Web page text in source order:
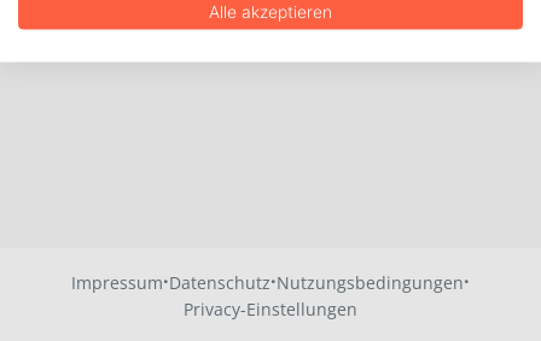
Impressum·Datenschutz·Nutzungsbedingungen·
Privacy-Einstellungen
Alle akzeptieren